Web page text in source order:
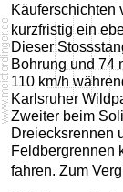
Käuferschichten
kurzfristig ein
Dieser
Bohrung und 74
110 km/h
Karlsruher
Zweiter beim
Dreiecksrennen
Feldbergrennen
fahren. Zum